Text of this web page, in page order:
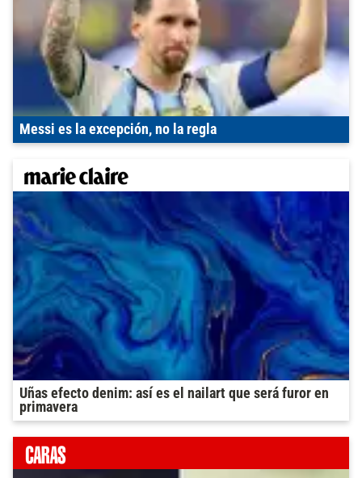
Messi es la excepción, no la regla
Uñas efecto denim: así es el nailart que será furor en
primavera